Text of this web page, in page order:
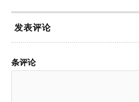
发表评论
条评论